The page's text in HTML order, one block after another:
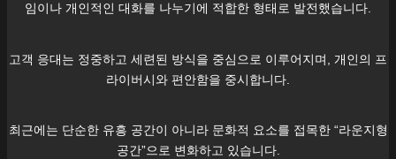
임이나 개인적인 대화를 나누기에 적합한 형태로 발전했습니다.
고객 응대는 정중하고 세련된 방식을 중심으로 이루어지며, 개인의 프
라이버시와 편안함을 중시합니다.
최근에는 단순한 유흥 공간이 아니라 문화적 요소를 접목한 “라운지형
공간”으로 변화하고 있습니다.